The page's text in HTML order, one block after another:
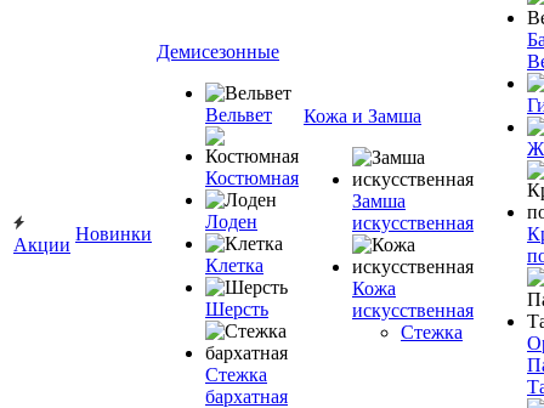
Акции
Новинки
Демисезонные
Вельвет
Костюмная
Лоден
Клетка
Шерсть
Стежка
бархатная
Кожа и Замша
Замша
искусственная
Кожа
искусственная
Стежка